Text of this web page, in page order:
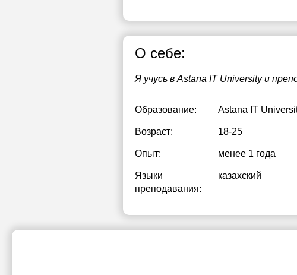
О себе:
Я учусь в Astana IT University и
Образование: Astana IT
Возраст: 18-25
Опыт: менее 1 года
Языки
преподавания:
казахский